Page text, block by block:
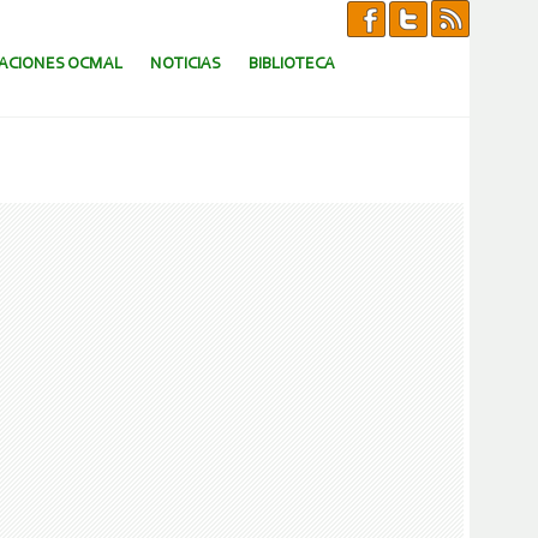
OCMAL NOTICIAS BIBLIOTECA